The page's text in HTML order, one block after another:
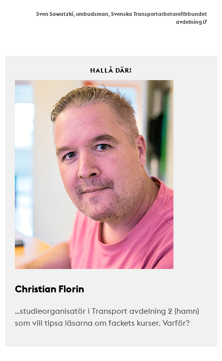
Sven Sawatzki, ombudsman, Svenska Transportarbetareförbundet
avdelning 17
HALLÅ DÄR!
Christian Florin
…studieorganisatör i Transport avdelning 2 (hamn)
som vill tipsa läsarna om fackets kurser. Varför?